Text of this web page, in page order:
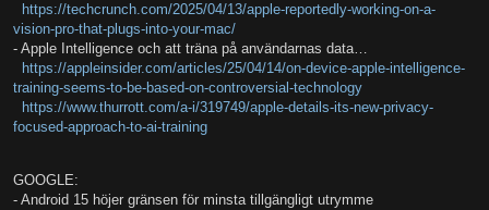
https://techcrunch.com/2025/04/13/apple-reportedly-working-on-a-
vision-pro-that-plugs-into-your-mac/
- Apple Intelligence och att träna på användarnas data…
https://appleinsider.com/articles/25/04/14/on-device-apple-intelligence-
training-seems-to-be-based-on-controversial-technology
https://www.thurrott.com/a-i/319749/apple-details-its-new-privacy-
focused-approach-to-ai-training
GOOGLE:
- Android 15 höjer gränsen för minsta tillgängligt utrymme